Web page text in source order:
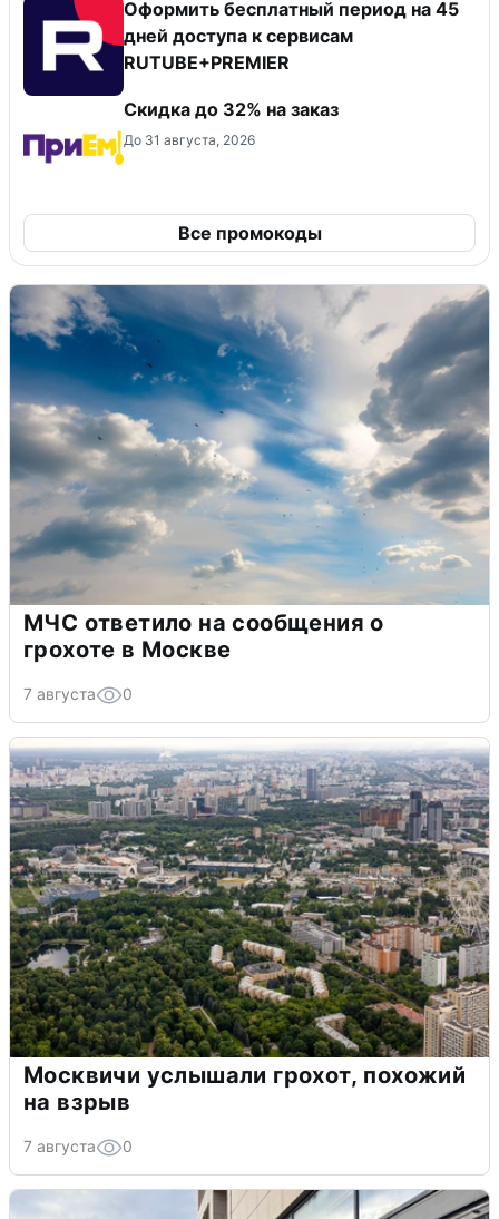
Оформить бесплатный период на 45
дней доступа к сервисам
RUTUBE+PREMIER
Скидка до 32% на заказ
До 31 августа, 2026
Все промокоды
МЧС ответило на сообщения о
грохоте в Москве
7 августа 0
Москвичи услышали грохот, похожий
на взрыв
7 августа 0